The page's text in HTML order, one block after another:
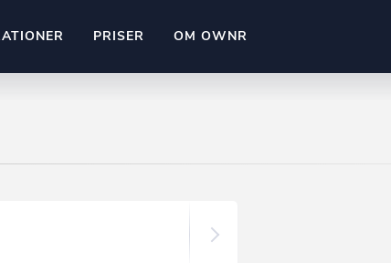
PRISER OM OWNR